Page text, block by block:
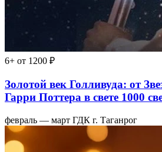
6+ от 1200 ₽
Золотой век Голливуда: от
Гарри Поттера в свете 1000
февраль — март ГДК г. Таганрог